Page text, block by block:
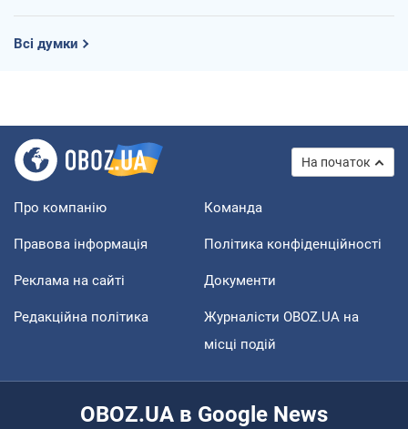
Всі думки
На початок
Про компанію Команда
Правова інформація Політика конфіденційності
Реклама на сайті Документи
Редакційна політика
Журналісти OBOZ.UA на
місці подій
OBOZ.UA в Google News